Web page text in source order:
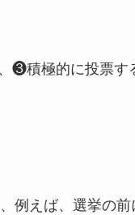
❸積極的に投票す
例えば、選挙の